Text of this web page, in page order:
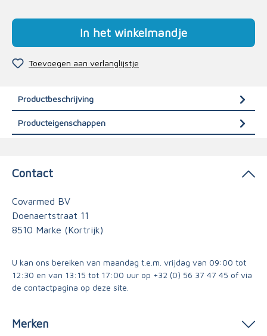
In het winkelmandje
Toevoegen aan verlanglijstje
Productbeschrijving
Producteigenschappen
Contact
Covarmed BV
Doenaertstraat 11
8510 Marke (Kortrijk)
U kan ons bereiken van maandag t.e.m. vrijdag van 09:00 tot
12:30 en van 13:15 tot 17:00 uur op +32 (0) 56 37 47 45 of via
de contactpagina op deze site.
Merken